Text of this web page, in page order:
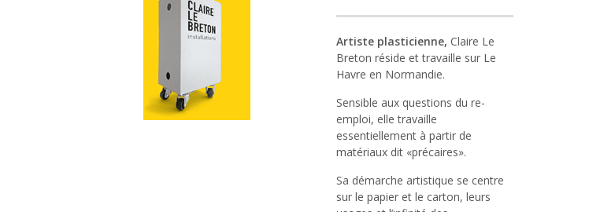
Artiste plasticienne, Claire Le
Breton réside et travaille sur Le
Havre en Normandie.
Sensible aux questions du re-
emploi, elle travaille
essentiellement à partir de
matériaux dit «précaires».
Sa démarche artistique se centre
sur le papier et le carton, leurs